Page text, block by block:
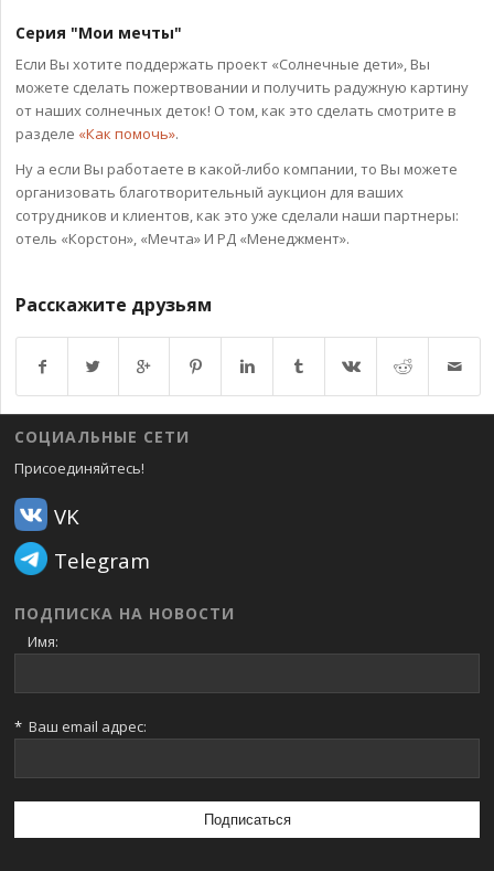
Серия "Мои мечты"
Если Вы хотите поддержать проект «Солнечные дети», Вы
можете сделать пожертвовании и получить радужную картину
от наших солнечных деток! О том, как это сделать смотрите в
разделе «Как помочь».
Ну а если Вы работаете в какой-либо компании, то Вы можете
организовать благотворительный аукцион для ваших
сотрудников и клиентов, как это уже сделали наши партнеры:
отель «Корстон», «Мечта» И РД «Менеджмент».
Расскажите друзьям
Возврат к списку
СОЦИАЛЬНЫЕ СЕТИ
Присоединяйтесь!
VK
Telegram
ПОДПИСКА НА НОВОСТИ
Имя:
* Ваш email адрес: